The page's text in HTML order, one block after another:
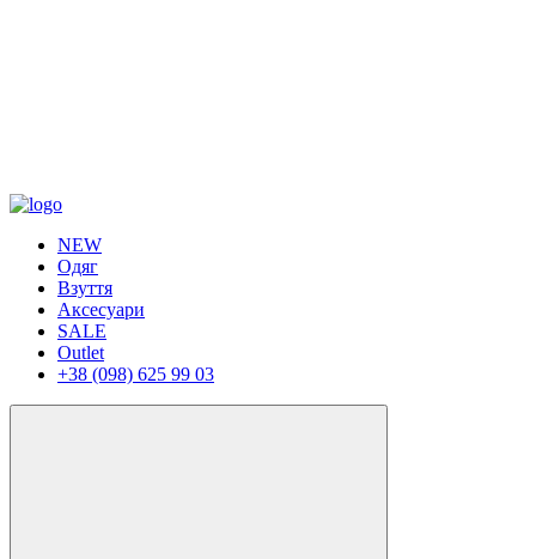
NEW
Одяг
Взуття
Аксесуари
SALE
Outlet
+38 (098) 625 99 03